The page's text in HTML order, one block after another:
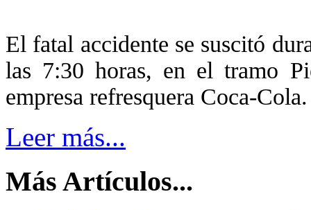
El fatal accidente se suscitó
las 7:30 horas, en el tramo
empresa refresquera Coca-Cola.
Leer más...
Más Artículos...